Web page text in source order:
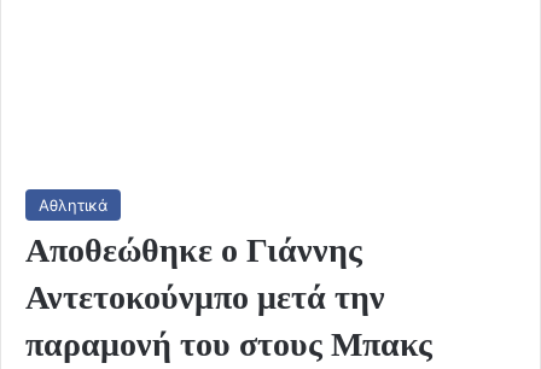
Αθλητικά
Αποθεώθηκε ο Γιάννης
Αντετοκούνμπο μετά την
παραμονή του στους Μπακς